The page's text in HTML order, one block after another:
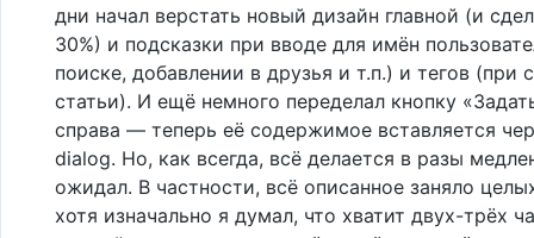
дни начал верстать новый дизайн главной (и
30%) и подсказки при вводе для имён
поиске, добавлении в друзья и т.п.) и тегов (при
статьи). И ещё немного переделал кнопку
справа — теперь её содержимое вставляется
dialog. Но, как всегда, всё делается в разы
ожидал. В частности, всё описанное заняло
хотя изначально я думал, что хватит двух-трёх